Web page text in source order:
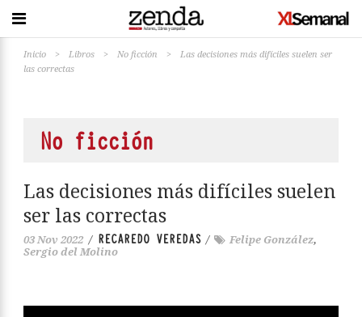
Inicio > Libros > No ficción >
Las decisiones más difíciles suelen ser
las correctas
No ficción
Las decisiones más difíciles suelen
ser las correctas
03 Nov 2022 / RECAREDO VEREDAS / Felipe González,
Sergio del Molino